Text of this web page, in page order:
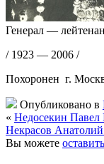
Генерал —
/ 1923 — 2006 /
Похоронен г.
Опубликовано в
« Недосекин
Некрасов
Вы можете